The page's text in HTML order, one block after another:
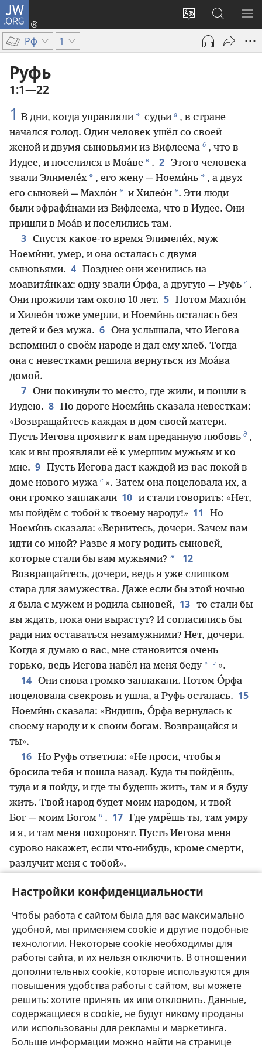
Настройки конфиденциальности
Чтобы работа с сайтом была для вас максимально
удобной, мы применяем cookie и другие подобные
технологии. Некоторые cookie необходимы для
работы сайта, и их нельзя отключить. В отношении
дополнительных cookie, которые используются для
повышения удобства работы с сайтом, вы можете
решить: хотите принять их или отклонить. Данные,
содержащиеся в cookie, не будут никому проданы
или использованы для рекламы и маркетинга.
Больше информации можно найти на странице
JW.ORG
Изменить
язык
сайта
Войти
(открывается
новом
Поиск
по
jw.org
Рф 1
Руфь
1:1—22
1 В дни, когда управляли * судьи а , в стране
начался голод. Один человек ушёл со своей
женой и двумя сыновьями из Вифлеема б , что в
Иудее, и поселился в Моа́ве в . 2 Этого человека
звали Элимеле́х * , его жену — Ноеми́нь * , а двух
его сыновей — Махло́н * и Хилео́н *. Эти люди
были эфрафя́нами из Вифлеема, что в Иудее. Они
пришли в Моа́в и поселились там.
3 Спустя какое-то время Элимеле́х, муж
Ноеми́ни, умер, и она осталась с двумя
сыновьями. 4 Позднее они женились на
моавитя́нках: одну звали О́рфа, а другую — Руфь г .
Они прожили там около 10 лет. 5 Потом Махло́н
и Хилео́н тоже умерли, и Ноеми́нь осталась без
детей и без мужа. 6 Она услышала, что Иегова
вспомнил о своём народе и дал ему хлеб. Тогда
она с невестками решила вернуться из Моа́ва
домой.
7 Они покинули то место, где жили, и пошли в
Иудею. 8 По дороге Ноеми́нь сказала невесткам:
«Возвращайтесь каждая в дом своей матери.
Пусть Иегова проявит к вам преданную любовь д ,
как и вы проявляли её к умершим мужьям и ко
мне. 9 Пусть Иегова даст каждой из вас покой в
доме нового мужа е ». Затем она поцеловала их, а
они громко заплакали 10 и стали говорить: «Нет,
мы пойдём с тобой к твоему народу!» 11
Но
Ноеми́нь сказала: «Вернитесь, дочери. Зачем вам
идти со мной? Разве я могу родить сыновей,
которые стали бы вам мужьями? ж 12
Возвращайтесь, дочери, ведь я уже слишком
стара для замужества. Даже если бы этой ночью
я была с мужем и родила сыновей, 13 то стали бы
вы ждать, пока они вырастут? И согласились бы
ради них оставаться незамужними? Нет, дочери.
Когда я думаю о вас, мне становится очень
горько, ведь Иегова навёл на меня беду * з ».
14 Они снова громко заплакали. Потом О́рфа
поцеловала свекровь и ушла, а Руфь осталась. 15
Ноеми́нь сказала: «Видишь, О́рфа вернулась к
своему народу и к своим богам. Возвращайся и
ты».
16 Но Руфь ответила: «Не проси, чтобы я
бросила тебя и пошла назад. Куда ты пойдёшь,
туда и я пойду, и где ты будешь жить, там и я буду
жить. Твой народ будет моим народом, и твой
Бог — моим Богом и . 17 Где умрёшь ты, там умру
и я, и там меня похоронят. Пусть Иегова меня
сурово накажет, если что-нибудь, кроме смерти,
разлучит меня с тобой».
идти с ней, перестала её отговаривать. 19
продолжили путь вдвоём и добрались до
Вифлеема й . Когда они вошли в Вифлеем, весь
город пришёл в волнение. Женщины спрашивали:
«Неужели это Ноеми́нь?» 20 А она говорила: «Не
зовите меня Ноеми́нью * . Зовите меня Ма́рой * ,
потому что Всемогущий сделал мою жизнь очень
горькой к . 21 Когда я уходила, у меня было всё,
но Иегова вернул меня с пустыми руками. Зачем
звать меня Ноеми́нью, если Иегова отвернулся от
меня и Всемогущий навёл на меня беду?» л